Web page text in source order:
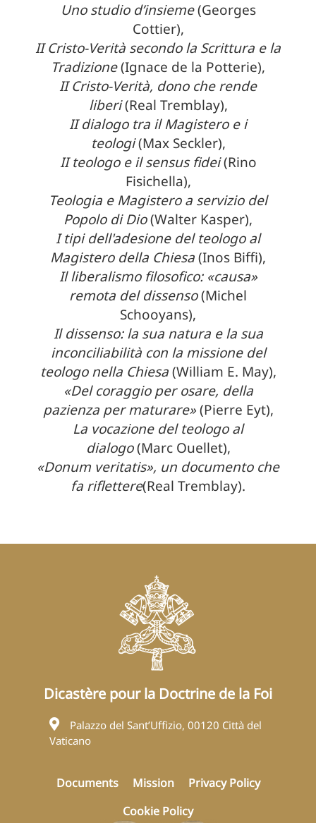
Uno studio d’insieme(Georges
Cottier),
II Cristo-Verità secondo la Scrittura e la
Tradizione(Ignace de la Potterie),
II Cristo-Verità, dono che rende
liberi(Real Tremblay),
II dialogo tra il Magistero e i
teologi(Max Seckler),
II teologo e il sensus fidei(Rino
Fisichella),
Teologia e Magistero a servizio del
Popolo di Dio(Walter Kasper),
I tipi dell'adesione del teologo al
Magistero della Chiesa(Inos Biffi),
Il liberalismo filosofico: «causa»
remota del dissenso(Michel
Schooyans),
Il dissenso: la sua natura e la sua
inconciliabilità con la missione del
teologo nella Chiesa(William E. May),
«Del coraggio per osare, della
pazienza per maturare»(Pierre Eyt),
La vocazione del teologo al
dialogo(Marc Ouellet),
«Donum veritatis», un documento che
fa riflettere(Real Tremblay).
Dicastère pour la Doctrine de la Foi
Palazzo del Sant’Uffizio, 00120 Città del
Vaticano
Documents Mission
Privacy Policy
Cookie Policy